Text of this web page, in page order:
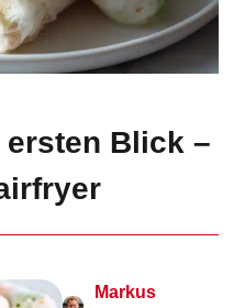
ersten Blick –
Markus